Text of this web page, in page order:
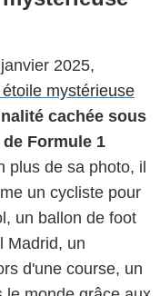
2025,
mystérieuse
cachée sous
Formule 1
plus de sa photo, il
un cycliste pour
un ballon de foot
Madrid, un
d'une course, un